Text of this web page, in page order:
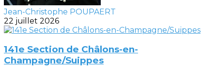
Jean-Christophe POUPAERT
22 juillet 2026
141e Section de Châlons-en-
Champagne/Suippes